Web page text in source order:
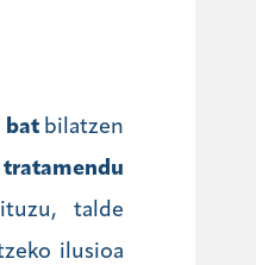
batbilatzen
talde
ilusioa